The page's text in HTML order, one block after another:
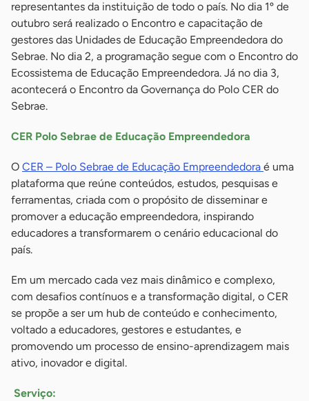
representantes da instituição de todo o país. No dia 1º de
outubro será realizado o Encontro e capacitação de
gestores das Unidades de Educação Empreendedora do
Sebrae. No dia 2, a programação segue com o Encontro do
Ecossistema de Educação Empreendedora. Já no dia 3,
acontecerá o Encontro da Governança do Polo CER do
Sebrae.
CER Polo Sebrae de Educação Empreendedora
O CER – Polo Sebrae de Educação Empreendedora é uma
plataforma que reúne conteúdos, estudos, pesquisas e
ferramentas, criada com o propósito de disseminar e
promover a educação empreendedora, inspirando
educadores a transformarem o cenário educacional do
país.
Em um mercado cada vez mais dinâmico e complexo,
com desafios contínuos e a transformação digital, o CER
se propõe a ser um hub de conteúdo e conhecimento,
voltado a educadores, gestores e estudantes, e
promovendo um processo de ensino-aprendizagem mais
ativo, inovador e digital.
Serviço: